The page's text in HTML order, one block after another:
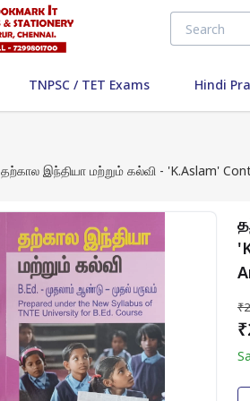
TNPSC / TET Exams Hindi
தற்கால இந்தியா மற்றும் கல்வி - 'K.Aslam'